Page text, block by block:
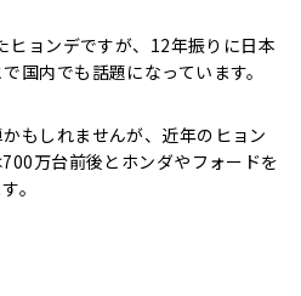
ヒョンデですが、12年振りに日本
国内でも話題になっています。
もしれませんが、近年のヒョン
万台前後とホンダやフォードを
。